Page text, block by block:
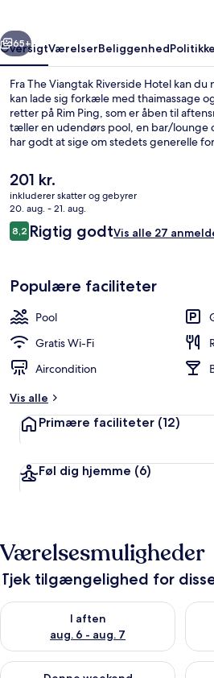
Næste
65+
OversigtVærelserBeliggenhed
Fra The Viangtak Riverside Hotel kan
kan lade sig forkæle med thaimassage
retter på Rim Ping, som er åben til
tæller en udendørs pool, en bar/lounge
har godt at sige om stedets generelle
Den
nuværende
pris
er
201 kr.
201 kr.
inkluderer skatter og gebyrer
20. aug. - 21. aug.
Anmeldelser
8,28,2 ud af 10.
Rigtig godtVis alle 27
Populære faciliteter
Pool
Gratis Wi-Fi
Aircondition
Vis alle
Primære faciliteter (12)
Føl dig hjemme (6)
Værelsesmuligheder
Tjek tilgængelighed for
I aften
aug. 6 - aug. 7
Tjek tilgængelighed for i aften aug. 6
Tjek tilgængelighed for denne